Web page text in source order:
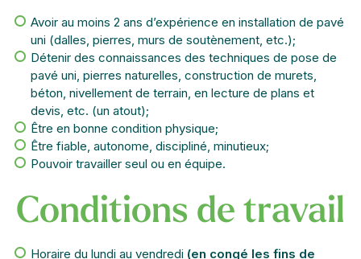
Avoir au moins 2 ans d’expérience en installation de pavé
uni (dalles, pierres, murs de soutènement, etc.);
Détenir des connaissances des techniques de pose de
pavé uni, pierres naturelles, construction de murets,
béton, nivellement de terrain, en lecture de plans et
devis, etc. (un atout);
Être en bonne condition physique;
Être fiable, autonome, discipliné, minutieux;
Pouvoir travailler seul ou en équipe.
Conditions de travail
Horaire du lundi au vendredi (en congé les fins de